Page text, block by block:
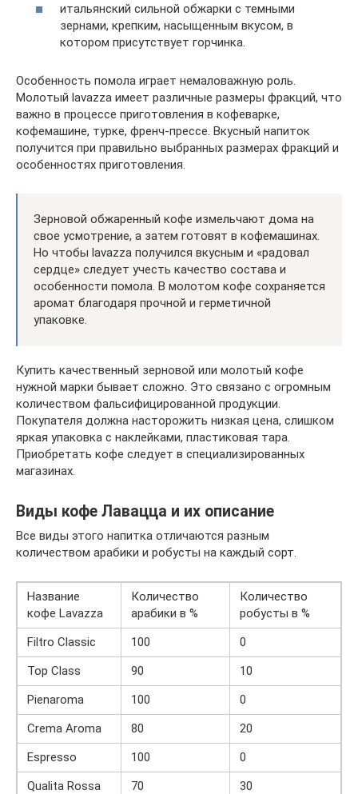
итальянский сильной обжарки с темными
зернами, крепким, насыщенным вкусом, в
котором присутствует горчинка.
Особенность помола играет немаловажную роль.
Молотый lavazza имеет различные размеры фракций, что
важно в процессе приготовления в кофеварке,
кофемашине, турке, френч-прессе. Вкусный напиток
получится при правильно выбранных размерах фракций и
особенностях приготовления.
Зерновой обжаренный кофе измельчают дома на
свое усмотрение, а затем готовят в кофемашинах.
Но чтобы lavazza получился вкусным и «радовал
сердце» следует учесть качество состава и
особенности помола. В молотом кофе сохраняется
аромат благодаря прочной и герметичной
упаковке.
Купить качественный зерновой или молотый кофе
нужной марки бывает сложно. Это связано с огромным
количеством фальсифицированной продукции.
Покупателя должна насторожить низкая цена, слишком
яркая упаковка с наклейками, пластиковая тара.
Приобретать кофе следует в специализированных
магазинах.
Виды кофе Лавацца и их описание
Все виды этого напитка отличаются разным
количеством арабики и робусты на каждый сорт.
Название
кофе Lavazza
Количество
арабики в %
Количество
робусты в %
Filtro Classic
100
0
Top Class
90
10
Pienaroma
100
0
Crema Aroma
80
20
Espresso
100
0
Qualita Rossa
70
30